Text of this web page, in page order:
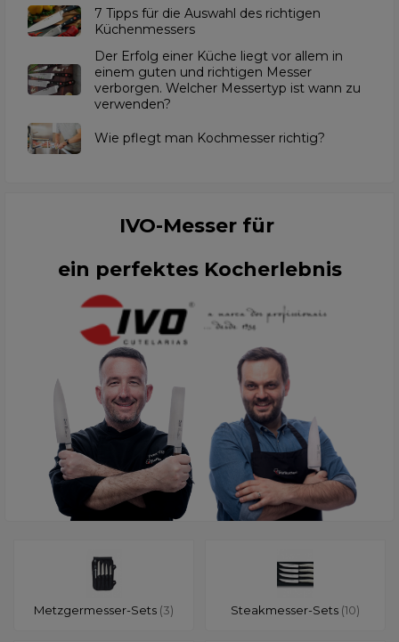
7 Tipps für die Auswahl des richtigen
Küchenmessers
Der Erfolg einer Küche liegt vor allem in
einem guten und richtigen Messer
verborgen. Welcher Messertyp ist wann zu
verwenden?
Wie pflegt man Kochmesser richtig?
IVO-Messer für
ein perfektes Kocherlebnis
Metzgermesser-Sets (3) Steakmesser-Sets (10)